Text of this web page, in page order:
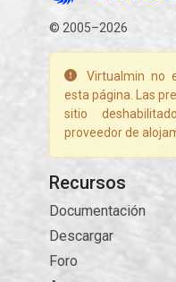
© 2005–2026
Virtualmin no
esta página. Las
sitio
proveedor de
Recursos
Documentación
Descargar
Foro